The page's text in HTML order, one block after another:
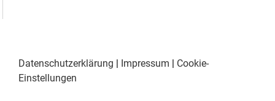
Datenschutzerklärung | Impressum | Cookie-
Einstellungen